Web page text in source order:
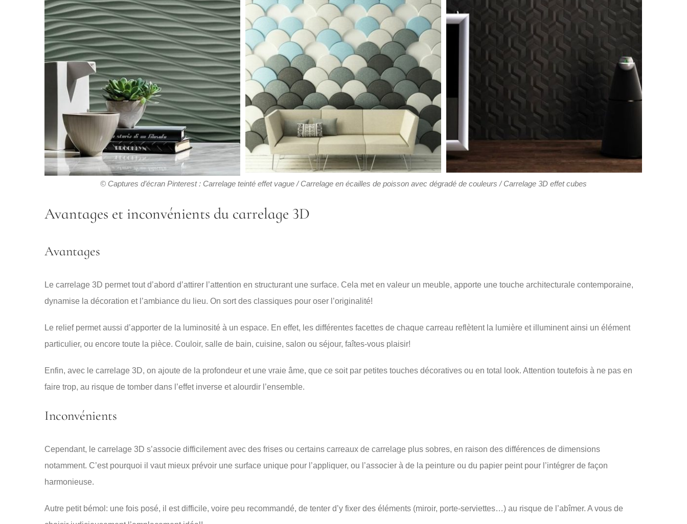
© Captures d’écran Pinterest : Carrelage teinté effet vague /Carrelage en écailles de poisson avec dégradé de couleurs / Carrelage 3D effet cubes
Avantages et inconvénients du carrelage 3D
Avantages
Le carrelage 3D permet tout d’abord d’attirer l’attention en structurant une surface. Cela met en valeur un meuble, apporte une touche architecturale contemporaine,
dynamise la décoration et l’ambiance du lieu. On sort des classiques pour oser l’originalité!
Le relief permet aussi d’apporter de la luminosité à un espace. En effet, les différentes facettes de chaque carreau reflètent la lumière et illuminent ainsi un élément
particulier, ou encore toute la pièce. Couloir, salle de bain, cuisine, salon ou séjour, faîtes-vous plaisir!
Enfin, avec le carrelage 3D, on ajoute de la profondeur et une vraie âme, que ce soit par petites touches décoratives ou en total look. Attention toutefois à ne pas en
faire trop, au risque de tomber dans l’effet inverse et alourdir l’ensemble.
Inconvénients
Cependant, le carrelage 3D s’associe difficilement avec des frises ou certains carreaux de carrelage plus sobres, en raison des différences de dimensions
notamment. C’est pourquoi il vaut mieux prévoir une surface unique pour l’appliquer, ou l’associer à de la peinture ou du papier peint pour l’intégrer de façon
harmonieuse.
Autre petit bémol: une fois posé, il est difficile, voire peu recommandé, de tenter d’y fixer des éléments (miroir, porte-serviettes…) au risque de l’abîmer. A vous de